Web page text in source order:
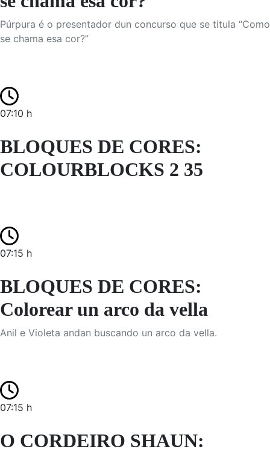
Púrpura é o presentador dun concurso que se titula “Como
se chama esa cor?”
07:10 h
BLOQUES DE CORES:
COLOURBLOCKS 2 35
07:15 h
BLOQUES DE CORES:
Colorear un arco da vella
Anil e Violeta andan buscando un arco da vella.
07:15 h
O CORDEIRO SHAUN: